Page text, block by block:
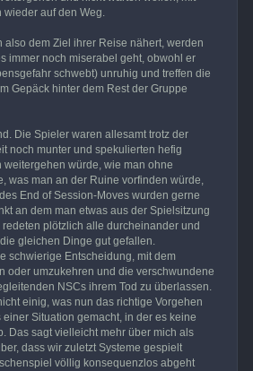
auf den Weg.
also dem Ziel ihrer Reise nähert, werden
immer noch miserabel geht, obwohl er
schwebt) unruhig und treffen die
Gepäck hinter dem Rest der Gruppe
Die Spieler waren allesamt trotz der
noch munter und spekulierten hefig
weitergehen würde, wie man ohne
was man an der Ruine vorfinden würde,
End of Session-Moves wurden gerne
an dem man etwas aus der Spielsitzung
plötzlich alle durcheinander und
gleichen Dinge gut gefallen.
schwierige Entscheidung, mit dem
oder umzukehren und die verschwundene
NSCs ihrem Tod zu überlassen.
einig, was nun das richtige Vorgehen
Situation gemacht, in der es keine
Das sagt vielleicht mehr über mich als
dass wir zuletzt Systeme gespielt
völlig konsequenzlos abgeht